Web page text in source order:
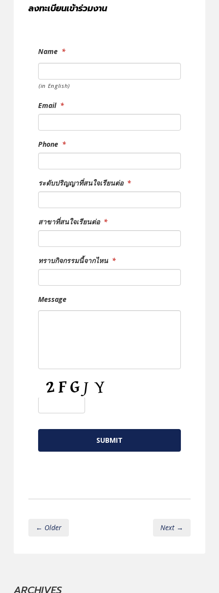
ลงทะเบียนเข้าร่วมงาน
Name *
(in English)
Email *
Phone *
ระดับปริญญาที่สนใจเรียนต่อ *
สาขาที่สนใจเรียนต่อ *
ทราบกิจกรรมนี้จากไหน *
Message
CAPTCHA
← Older Next →